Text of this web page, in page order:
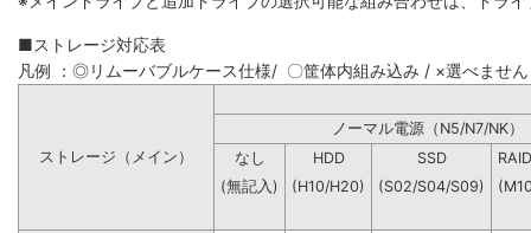
■ストレージ対応表
凡例 ：◎リムーバブルケース仕様/ 〇筐体内組み込み / ×選べません
ノーマル電源（N5/
ストレージ（メイン）
なし HDD SSD
(無記入)
(H10/H20) (S02/S04/S09)